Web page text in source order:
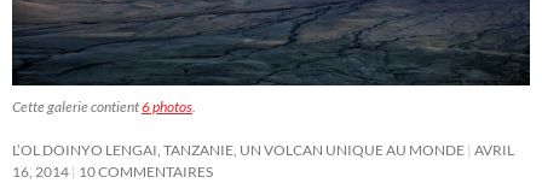
Cette galerie contient6 photos.
L’OL DOINYO LENGAI, TANZANIE, UN VOLCAN UNIQUE AU MONDE AVRIL
16, 2014 10 COMMENTAIRES